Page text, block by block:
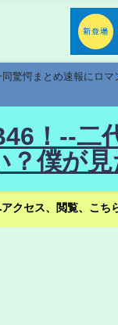
驚愕まとめ速報にロ
！--二
？僕が
クセス、閲覧、こ